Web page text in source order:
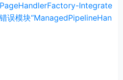
Integrate
误模块“ManagedPipelineHan